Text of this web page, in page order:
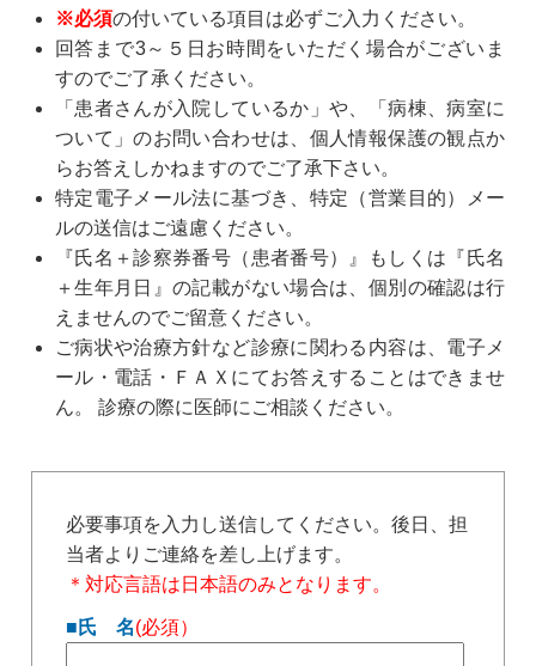
※必須の付いている項目は必ずご入力ください。
回答まで3～５日お時間をいただく場合がございま
すのでご了承ください。
「患者さんが入院しているか」や、「病棟、病室に
ついて」のお問い合わせは、個人情報保護の観点か
らお答えしかねますのでご了承下さい。
特定電子メール法に基づき、特定（営業目的）メー
ルの送信はご遠慮ください。
『氏名＋診察券番号（患者番号）』もしくは『氏名
＋生年月日』の記載がない場合は、個別の確認は行
えませんのでご留意ください。
ご病状や治療方針など診療に関わる内容は、電子メ
ール・電話・ＦＡＸにてお答えすることはできませ
ん。 診療の際に医師にご相談ください。
必要事項を入力し送信してください。後日、担
当者よりご連絡を差し上げます。
＊対応言語は日本語のみとなります。
■氏 名(必須）